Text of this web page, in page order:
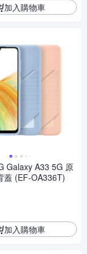
加入購物車
Galaxy A33 5G 原
蓋 (EF-OA336T)
加入購物車